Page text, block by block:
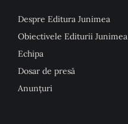
Despre Editura Junimea
Obiectivele Editurii Junimea
Echipa
Dosar de presă
Anunţuri